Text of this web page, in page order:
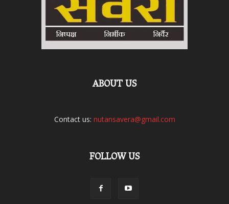
ABOUT US
Contact us: nutansavera@gmail.com
FOLLOW US